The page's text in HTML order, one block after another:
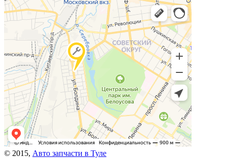
© 2015, Авто запчасти в Туле